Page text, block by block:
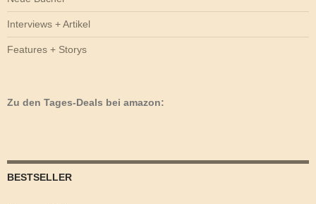
Interviews + Artikel
Features + Storys
Zu den Tages-Deals bei amazon:
BESTSELLER